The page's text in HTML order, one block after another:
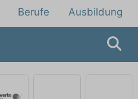
Berufe Ausbildung